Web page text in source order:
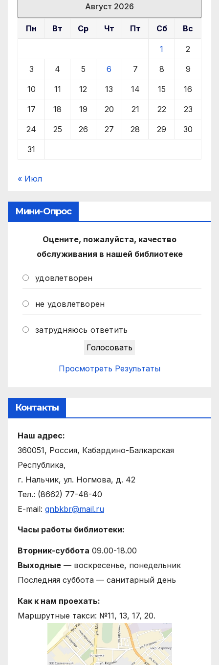
Август 2026
Пн Вт Ср Чт Пт Сб Вс
1 2
3 4 5 6 7 8 9
10 11 12 13 14 15 16
17 18 19 20 21 22 23
24 25 26 27 28 29 30
31
« Июл
Мини-Опрос
Оцените, пожалуйста, качество
обслуживания в нашей библиотеке
удовлетворен
не удовлетворен
затрудняюсь ответить
Просмотреть Результаты
Контакты
Наш адрес:
360051, Россия, Кабардино-Балкарская
Республика,
г. Нальчик, ул. Ногмова, д. 42
Тел.: (8662) 77-48-40
E-mail: gnbkbr@mail.ru
Часы работы библиотеки:
Вторник-суббота 09.00-18.00
Выходные — воскресенье, понедельник
Последняя суббота — санитарный день
Как к нам проехать:
Маршрутные такси: №11, 13, 17, 20.